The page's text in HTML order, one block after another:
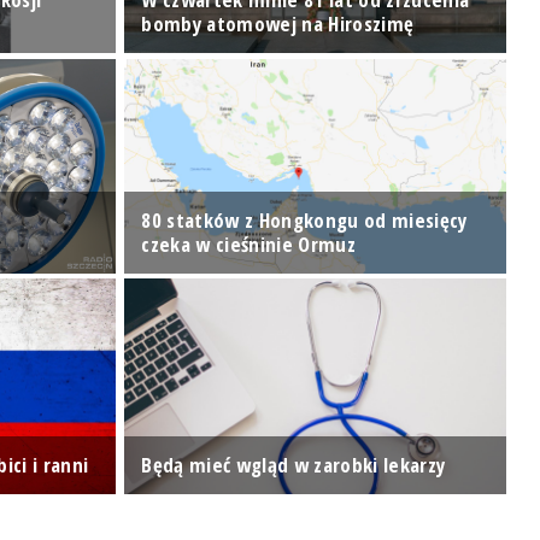
bomby atomowej na Hiroszimę
80 statków z Hongkongu od miesięcy
czeka w cieśninie Ormuz
i ranni Będą mieć wgląd w zarobki lekarzy